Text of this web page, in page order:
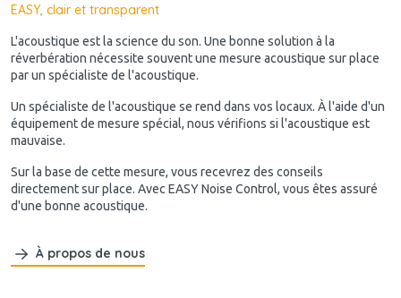
EASY, clair et transparent
L'acoustique est la science du son. Une bonne solution à la
réverbération nécessite souvent une mesure acoustique sur place
par un spécialiste de l'acoustique.
Un spécialiste de l'acoustique se rend dans vos locaux. À l'aide d'un
équipement de mesure spécial, nous vérifions si l'acoustique est
mauvaise.
Sur la base de cette mesure, vous recevrez des conseils
directement sur place. Avec EASY Noise Control, vous êtes assuré
d'une bonne acoustique.
À propos de nous